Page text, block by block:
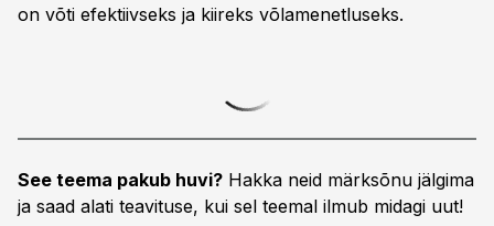
on võti efektiivseks ja kiireks võlamenetluseks.
See teema pakub huvi? Hakka neid märksõnu jälgima
ja saad alati teavituse, kui sel teemal ilmub midagi uut!